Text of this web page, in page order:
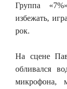
Группа
избежать,
рок.
На сцене
обливался
микрофона,